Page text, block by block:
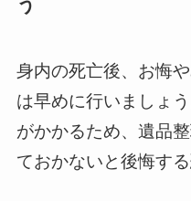
う
身内の死亡後、お悔
は早めに行いましょ
がかかるため、遺品
ておかないと後悔す